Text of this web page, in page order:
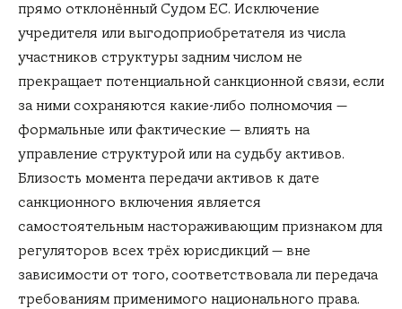
прямо отклонённый Судом ЕС. Исключение
учредителя или выгодоприобретателя из числа
участников структуры задним числом не
прекращает потенциальной санкционной связи, если
за ними сохраняются какие-либо полномочия —
формальные или фактические — влиять на
управление структурой или на судьбу активов.
Близость момента передачи активов к дате
санкционного включения является
самостоятельным настораживающим признаком для
регуляторов всех трёх юрисдикций — вне
зависимости от того, соответствовала ли передача
требованиям применимого национального права.